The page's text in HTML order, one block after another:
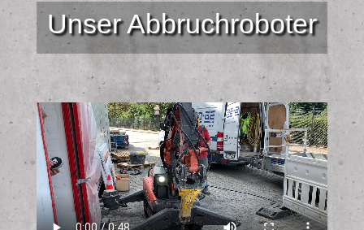
Unser Abbruchroboter